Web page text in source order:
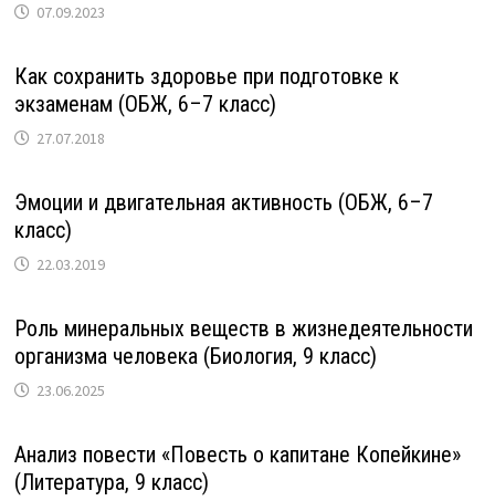
07.09.2023
Как сохранить здоровье при подготовке к
экзаменам (ОБЖ, 6–7 класс)
27.07.2018
Эмоции и двигательная активность (ОБЖ, 6–7
класс)
22.03.2019
Роль минеральных веществ в жизнедеятельности
организма человека (Биология, 9 класс)
23.06.2025
Анализ повести «Повесть о капитане Копейкине»
(Литература, 9 класс)